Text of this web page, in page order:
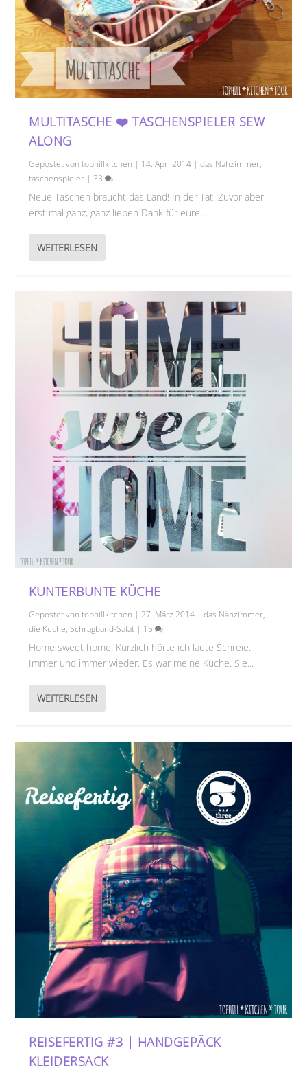
MULTITASCHE ❤️ TASCHENSPIELER SEW
ALONG
Gepostet vontophillkitchen | 14. Apr. 2014 |das Nähzimmer,
taschenspieler |33
Neue Taschen braucht das Land! In der Tat. Zuvor aber
erst mal ganz, ganz lieben Dank für eure...
WEITERLESEN
KUNTERBUNTE KÜCHE
Gepostet vontophillkitchen |27. März 2014 |das Nähzimmer,
die Küche,Schrägband-Salat | 15
Home sweet home! Kürzlich hörte ich laute Schreie.
Immer und immer wieder. Es war meine Küche. Sie...
WEITERLESEN
REISEFERTIG #3 | HANDGEPÄCK
KLEIDERSACK